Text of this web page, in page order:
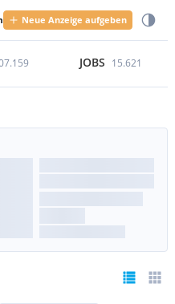
Neue Anzeige aufgeben
JOBS 15.621